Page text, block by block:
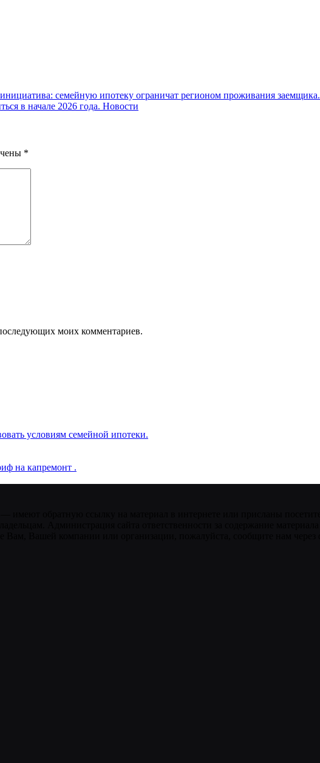
семейную ипотеку ограничат регионом проживания заемщика.
в начале 2026 года. Новости
*
моих комментариев.
условиям семейной ипотеки.
на капремонт .